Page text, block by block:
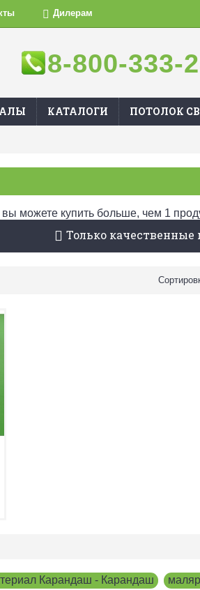
Дилерам
8-800-333-
КАТАЛОГИ ПОТОЛОК
можете купить больше, чем 1
Только качественные
Карандаш - Карандаш